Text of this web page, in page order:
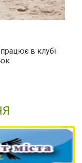
працює в клубі